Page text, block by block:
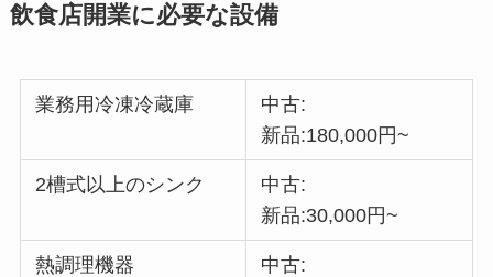
飲食店開業に必要な設備
業務用冷凍冷蔵庫
中古:
新品:180,000円~
2槽式以上のシンク
中古:
新品:30,000円~
熱調理機器
中古: